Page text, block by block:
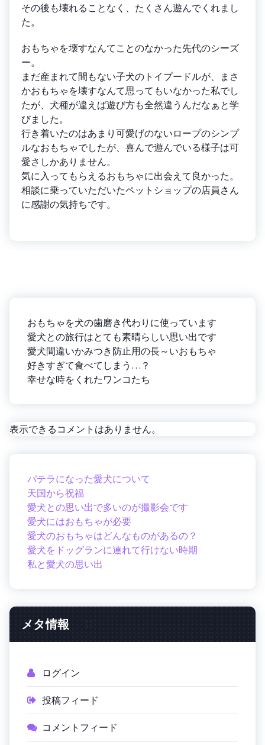
その後も壊れることなく、たくさん遊んでくれまし
た。
おもちゃを壊すなんてことのなかった先代のシーズ
ー。
まだ産まれて間もない子犬のトイプードルが、まさ
かおもちゃを壊すなんて思ってもいなかった私でし
たが、犬種が違えば遊び方も全然違うんだなぁと学
びました。
行き着いたのはあまり可愛げのないロープのシンプ
ルなおもちゃでしたが、喜んで遊んでいる様子は可
愛さしかありません。
気に入ってもらえるおもちゃに出会えて良かった。
相談に乗っていただいたペットショップの店員さん
に感謝の気持ちです。
おもちゃを犬の歯磨き代わりに使っています
愛犬との旅行はとても素晴らしい思い出です
愛犬間違いかみつき防止用の長～いおもちゃ
好きすぎて食べてしまう…？
幸せな時をくれたワンコたち
表示できるコメントはありません。
パテラになった愛犬について
天国から祝福
愛犬との思い出で多いのが撮影会です
愛犬にはおもちゃが必要
愛犬のおもちゃはどんなものがあるの？
愛犬をドッグランに連れて行けない時期
私と愛犬の思い出
メタ情報
ログイン
投稿フィード
コメントフィード